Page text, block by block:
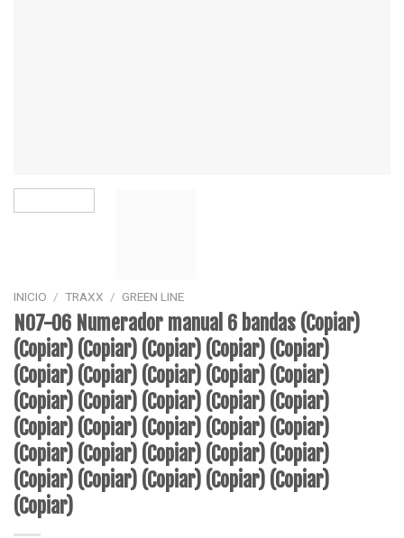
INICIO / TRAXX / GREEN LINE
N07-06 Numerador manual 6 bandas (Copiar)
(Copiar) (Copiar) (Copiar) (Copiar) (Copiar)
(Copiar) (Copiar) (Copiar) (Copiar) (Copiar)
(Copiar) (Copiar) (Copiar) (Copiar) (Copiar)
(Copiar) (Copiar) (Copiar) (Copiar) (Copiar)
(Copiar) (Copiar) (Copiar) (Copiar) (Copiar)
(Copiar) (Copiar) (Copiar) (Copiar) (Copiar)
(Copiar)